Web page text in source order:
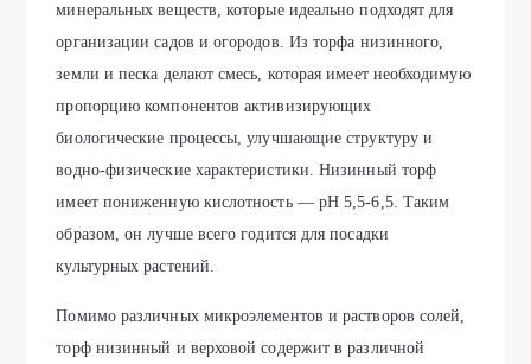
минеральных веществ, которые идеально подходят для
организации садов и огородов. Из торфа низинного,
земли и песка делают смесь, которая имеет необходимую
пропорцию компонентов активизирующих
биологические процессы, улучшающие структуру и
водно-физические характеристики. Низинный торф
имеет пониженную кислотность — pH 5,5-6,5. Таким
образом, он лучше всего годится для посадки
культурных растений.
Помимо различных микроэлементов и растворов солей,
торф низинный и верховой содержит в различной